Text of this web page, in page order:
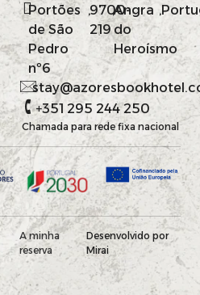
Portões
de São
Pedro
nº6
,9700-
219
,Angra
do
Heroísmo
,
+351 295 244 250
Chamada para rede fixa nacional
A minha
reserva
Desenvolvido por
Mirai